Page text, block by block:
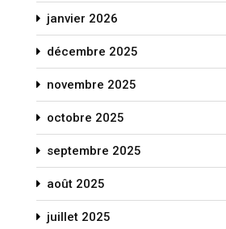
janvier 2026
décembre 2025
novembre 2025
octobre 2025
septembre 2025
août 2025
juillet 2025